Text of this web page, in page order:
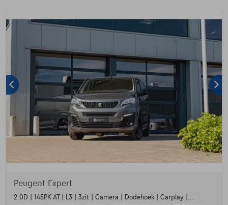
Peugeot Expert
2.0D | 145PK AT | L3 | 3zit | Camera | Dodehoek | Carplay |...